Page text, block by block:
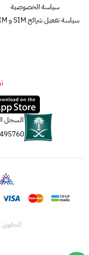
سياسة الخصوصية
سياسة تفعيل شرائح SIM و eSIM
السجل
الحقوق